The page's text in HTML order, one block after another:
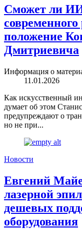
Сможет ли
положение
Дмитриевича
Информация о
11.01.2026
Как искусственный
думает об этом
предупреждают о
но не при...
Новости
Евгений
лазерной
дешевых
оборудования